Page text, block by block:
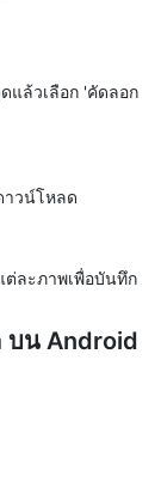
แล้วเลือก 'คัดลอก
าวน์โหลด
ละภาพเพื่อบันทึก
บน Android